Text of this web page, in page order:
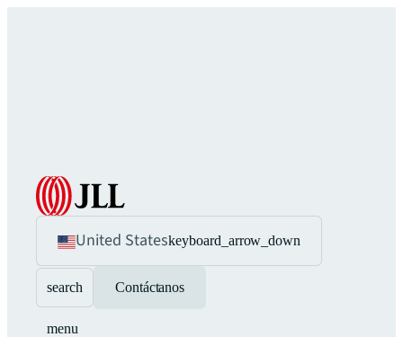
United Stateskeyboard_arrow_down
search Contáctanos
menu